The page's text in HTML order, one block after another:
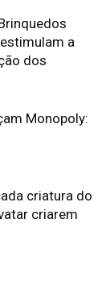
a
dos
Monopoly:
criatura do
criarem